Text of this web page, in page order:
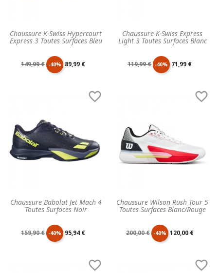
Chaussure K-Swiss Hypercourt
Express 3 Toutes Surfaces Bleu
Prix
149,99 € -40% Prix
89,99 €
Chaussure K-Swiss Express
Light 3 Toutes Surfaces Blanc
Prix
119,99 € -40% Prix
71,99 €
Chaussure Babolat Jet Mach 4
Toutes Surfaces Noir

Prix
159,90 € -40% Prix
95,94 €
Chaussure Wilson Rush Tour 5
Toutes Surfaces Blanc/Rouge

Prix
200,00 € -40% Prix
120,00 €
 